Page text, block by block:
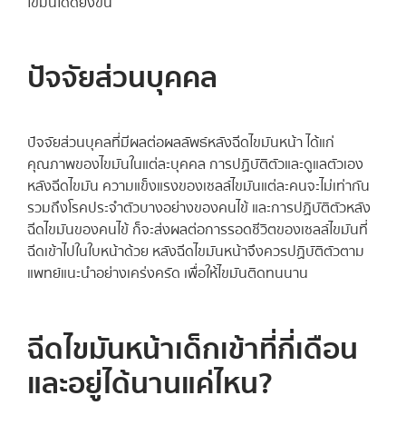
ปัจจัยส่วนบุคคล
ปัจจัยส่วนบุคลที่มีผลต่อผลลัพธ์หลังฉีดไขมันหน้า ได้แก่
คุณภาพของไขมันในแต่ละบุคคล การปฏิบัติตัวและดูแลตัวเอง
หลังฉีดไขมัน ความแข็งแรงของเซลล์ไขมันแต่ละคนจะไม่เท่ากัน
รวมถึงโรคประจำตัวบางอย่างของคนไข้ และการปฏิบัติตัวหลัง
ฉีดไขมันของคนไข้ ก็จะส่งผลต่อการรอดชีวิตของเซลล์ไขมันที่
ฉีดเข้าไปในใบหน้าด้วย หลังฉีดไขมันหน้าจึงควรปฏิบัติตัวตาม
แพทย์แนะนำอย่างเคร่งครัด เพื่อให้ไขมันติดทนนาน
ฉีดไขมันหน้าเด็กเข้าที่กี่เดือน
และอยู่ได้นานแค่ไหน?